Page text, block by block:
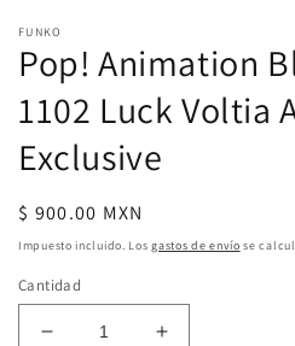
una
ventana
modal
FUNKO
Pop! Animation
1102 Luck Voltia
Exclusive
Precio
habitual
$ 900.00 MXN
Impuesto incluido. Losgastos de envío se
Cantidad